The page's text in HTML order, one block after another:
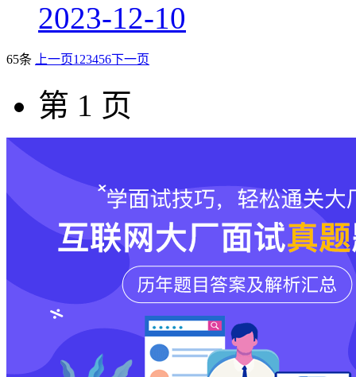
2023-12-10
65条 上一页1 23456下一页
第 1 页